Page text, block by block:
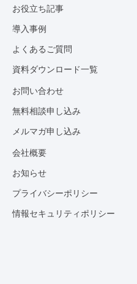
お役立ち記事
導入事例
よくあるご質問
資料ダウンロード一覧
お問い合わせ
無料相談申し込み
メルマガ申し込み
会社概要
お知らせ
プライバシーポリシー
情報セキュリティポリシー